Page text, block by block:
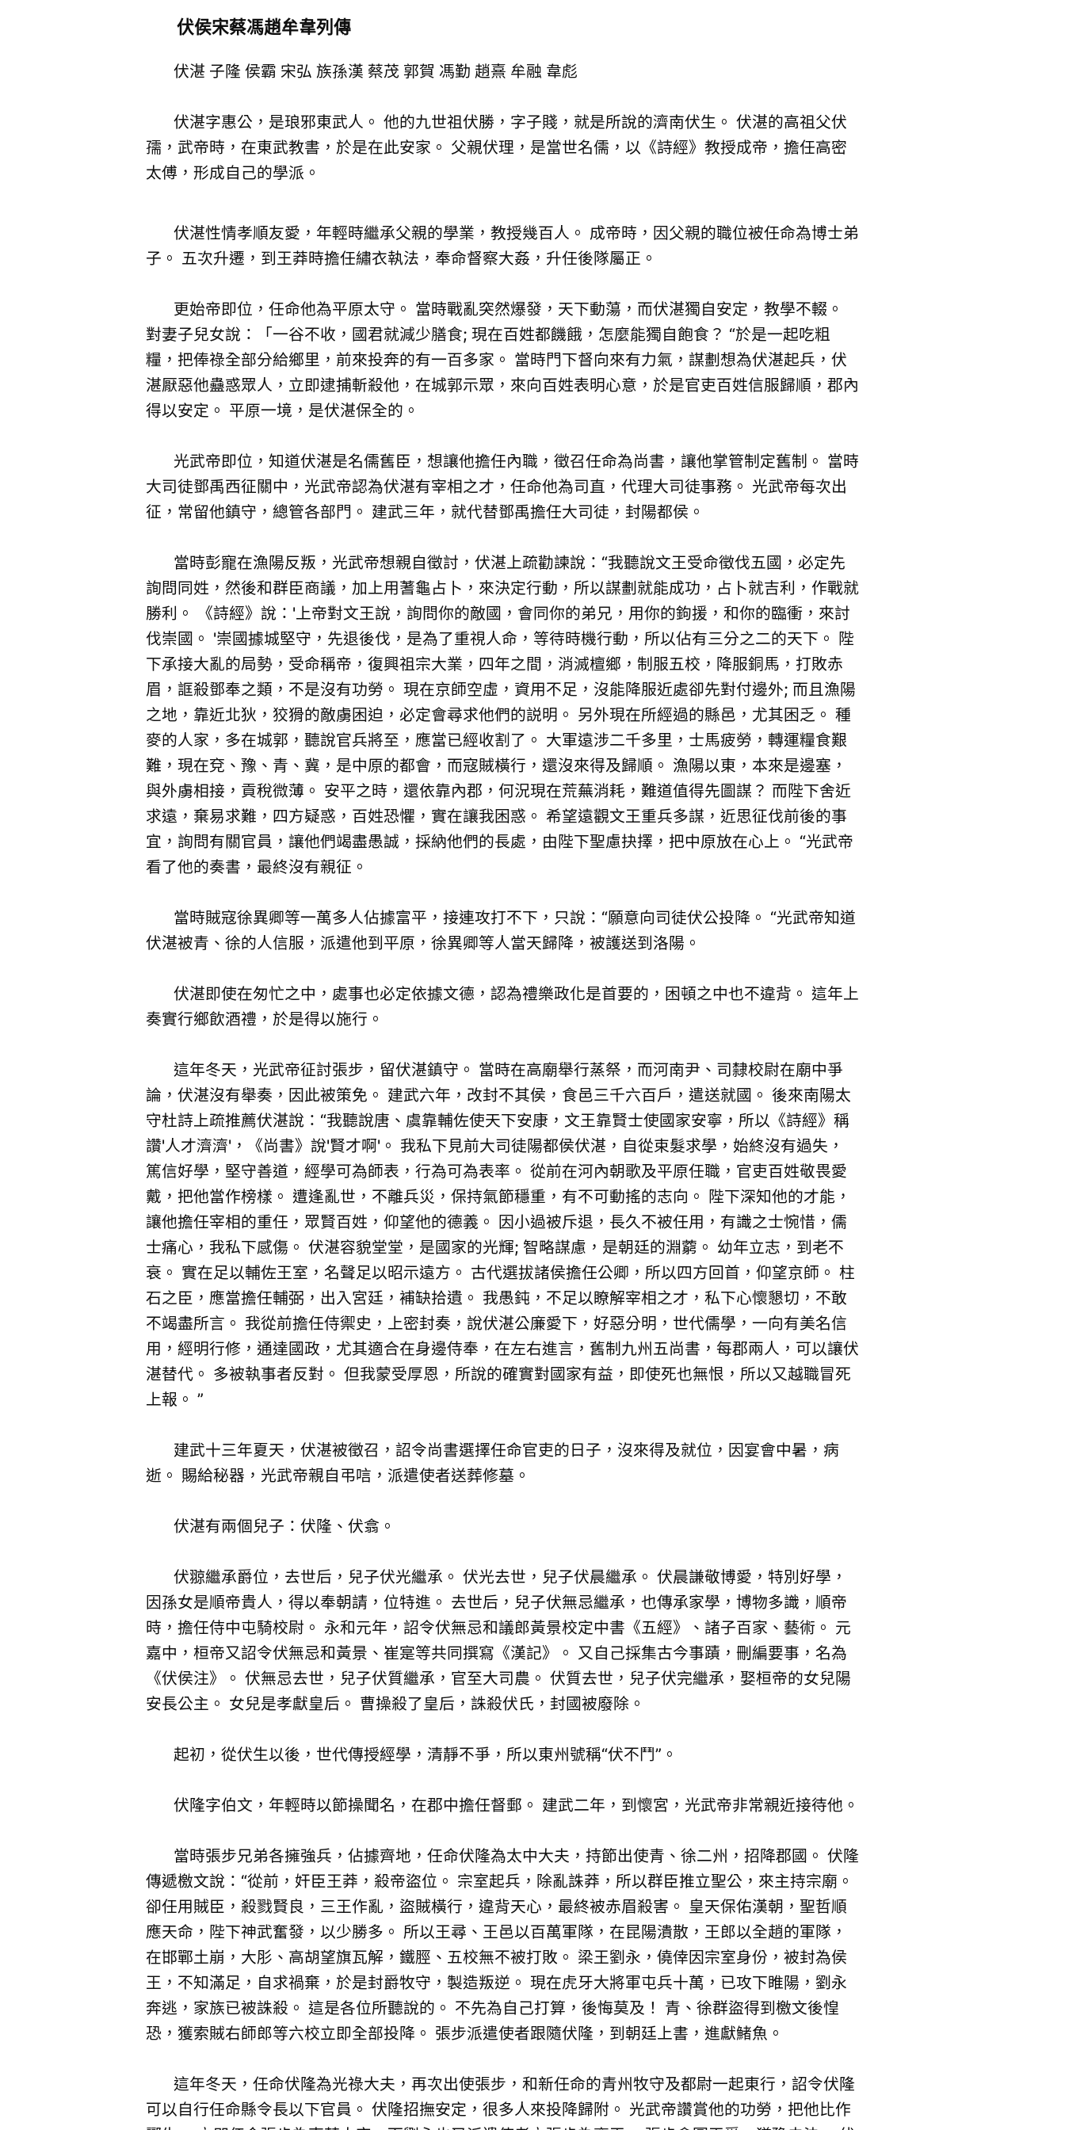
伏侯宋蔡馮趙牟韋列傳
伏湛 子隆 侯霸 宋弘 族孫漢 蔡茂 郭賀 馮勤 趙熹 牟融 韋彪
伏湛字惠公，是琅邪東武人。 他的九世祖伏勝，字子賤，就是所說的濟南伏生。 伏湛的高祖父伏
孺，武帝時，在東武教書，於是在此安家。 父親伏理，是當世名儒，以《詩經》教授成帝，擔任高密
太傅，形成自己的學派。
伏湛性情孝順友愛，年輕時繼承父親的學業，教授幾百人。 成帝時，因父親的職位被任命為博士弟
子。 五次升遷，到王莽時擔任繡衣執法，奉命督察大姦，升任後隊屬正。
更始帝即位，任命他為平原太守。 當時戰亂突然爆發，天下動蕩，而伏湛獨自安定，教學不輟。
對妻子兒女說：「一谷不收，國君就減少膳食; 現在百姓都饑餓，怎麼能獨自飽食？ “於是一起吃粗
糧，把俸祿全部分給鄉里，前來投奔的有一百多家。 當時門下督向來有力氣，謀劃想為伏湛起兵，伏
湛厭惡他蠱惑眾人，立即逮捕斬殺他，在城郭示眾，來向百姓表明心意，於是官吏百姓信服歸順，郡內
得以安定。 平原一境，是伏湛保全的。
光武帝即位，知道伏湛是名儒舊臣，想讓他擔任內職，徵召任命為尚書，讓他掌管制定舊制。 當時
大司徒鄧禹西征關中，光武帝認為伏湛有宰相之才，任命他為司直，代理大司徒事務。 光武帝每次出
征，常留他鎮守，總管各部門。 建武三年，就代替鄧禹擔任大司徒，封陽都侯。
當時彭寵在漁陽反叛，光武帝想親自徵討，伏湛上疏勸諫說：“我聽說文王受命徵伐五國，必定先
詢問同姓，然後和群臣商議，加上用蓍龜占卜，來決定行動，所以謀劃就能成功，占卜就吉利，作戰就
勝利。 《詩經》說：'上帝對文王說，詢問你的敵國，會同你的弟兄，用你的鉤援，和你的臨衝，來討
伐崇國。 '崇國據城堅守，先退後伐，是為了重視人命，等待時機行動，所以佔有三分之二的天下。 陛
下承接大亂的局勢，受命稱帝，復興祖宗大業，四年之間，消滅檀鄉，制服五校，降服銅馬，打敗赤
眉，誆殺鄧奉之類，不是沒有功勞。 現在京師空虛，資用不足，沒能降服近處卻先對付邊外; 而且漁陽
之地，靠近北狄，狡猾的敵虜困迫，必定會尋求他們的説明。 另外現在所經過的縣邑，尤其困乏。 種
麥的人家，多在城郭，聽說官兵將至，應當已經收割了。 大軍遠涉二千多里，士馬疲勞，轉運糧食艱
難，現在兗、豫、青、冀，是中原的都會，而寇賊橫行，還沒來得及歸順。 漁陽以東，本來是邊塞，
與外虜相接，貢稅微薄。 安平之時，還依靠內郡，何況現在荒蕪消耗，難道值得先圖謀？ 而陛下舍近
求遠，棄易求難，四方疑惑，百姓恐懼，實在讓我困惑。 希望遠觀文王重兵多謀，近思征伐前後的事
宜，詢問有關官員，讓他們竭盡愚誠，採納他們的長處，由陛下聖慮抉擇，把中原放在心上。 “光武帝
看了他的奏書，最終沒有親征。
當時賊寇徐異卿等一萬多人佔據富平，接連攻打不下，只說：“願意向司徒伏公投降。 “光武帝知道
伏湛被青、徐的人信服，派遣他到平原，徐異卿等人當天歸降，被護送到洛陽。
伏湛即使在匆忙之中，處事也必定依據文德，認為禮樂政化是首要的，困頓之中也不違背。 這年上
奏實行鄉飲酒禮，於是得以施行。
這年冬天，光武帝征討張步，留伏湛鎮守。 當時在高廟舉行蒸祭，而河南尹、司隸校尉在廟中爭
論，伏湛沒有舉奏，因此被策免。 建武六年，改封不其侯，食邑三千六百戶，遣送就國。 後來南陽太
守杜詩上疏推薦伏湛說：“我聽說唐、虞靠輔佐使天下安康，文王靠賢士使國家安寧，所以《詩經》稱
讚'人才濟濟'，《尚書》說'賢才啊'。 我私下見前大司徒陽都侯伏湛，自從束髮求學，始終沒有過失，
篤信好學，堅守善道，經學可為師表，行為可為表率。 從前在河內朝歌及平原任職，官吏百姓敬畏愛
戴，把他當作榜樣。 遭逢亂世，不離兵災，保持氣節穩重，有不可動搖的志向。 陛下深知他的才能，
讓他擔任宰相的重任，眾賢百姓，仰望他的德義。 因小過被斥退，長久不被任用，有識之士惋惜，儒
士痛心，我私下感傷。 伏湛容貌堂堂，是國家的光輝; 智略謀慮，是朝廷的淵藭。 幼年立志，到老不
衰。 實在足以輔佐王室，名聲足以昭示遠方。 古代選拔諸侯擔任公卿，所以四方回首，仰望京師。 柱
石之臣，應當擔任輔弼，出入宮廷，補缺拾遺。 我愚鈍，不足以瞭解宰相之才，私下心懷懇切，不敢
不竭盡所言。 我從前擔任侍禦史，上密封奏，說伏湛公廉愛下，好惡分明，世代儒學，一向有美名信
用，經明行修，通達國政，尤其適合在身邊侍奉，在左右進言，舊制九州五尚書，每郡兩人，可以讓伏
湛替代。 多被執事者反對。 但我蒙受厚恩，所說的確實對國家有益，即使死也無恨，所以又越職冒死
上報。 ”
建武十三年夏天，伏湛被徵召，詔令尚書選擇任命官吏的日子，沒來得及就位，因宴會中暑，病
逝。 賜給秘器，光武帝親自弔唁，派遣使者送葬修墓。
伏湛有兩個兒子：伏隆、伏翕。
伏翞繼承爵位，去世后，兒子伏光繼承。 伏光去世，兒子伏晨繼承。 伏晨謙敬博愛，特別好學，
因孫女是順帝貴人，得以奉朝請，位特進。 去世后，兒子伏無忌繼承，也傳承家學，博物多識，順帝
時，擔任侍中屯騎校尉。 永和元年，詔令伏無忌和議郎黃景校定中書《五經》、諸子百家、藝術。 元
嘉中，桓帝又詔令伏無忌和黃景、崔寔等共同撰寫《漢記》。 又自己採集古今事蹟，刪編要事，名為
《伏侯注》。 伏無忌去世，兒子伏質繼承，官至大司農。 伏質去世，兒子伏完繼承，娶桓帝的女兒陽
安長公主。 女兒是孝獻皇后。 曹操殺了皇后，誅殺伏氏，封國被廢除。
起初，從伏生以後，世代傳授經學，清靜不爭，所以東州號稱“伏不鬥”。
伏隆字伯文，年輕時以節操聞名，在郡中擔任督郵。 建武二年，到懷宮，光武帝非常親近接待他。
當時張步兄弟各擁強兵，佔據齊地，任命伏隆為太中大夫，持節出使青、徐二州，招降郡國。 伏隆
傳遞檄文說：“從前，奸臣王莽，殺帝盜位。 宗室起兵，除亂誅莽，所以群臣推立聖公，來主持宗廟。
卻任用賊臣，殺戮賢良，三王作亂，盜賊橫行，違背天心，最終被赤眉殺害。 皇天保佑漢朝，聖哲順
應天命，陛下神武奮發，以少勝多。 所以王尋、王邑以百萬軍隊，在昆陽潰散，王郎以全趙的軍隊，
在邯鄲土崩，大肜、高胡望旗瓦解，鐵脛、五校無不被打敗。 梁王劉永，僥倖因宗室身份，被封為侯
王，不知滿足，自求禍棄，於是封爵牧守，製造叛逆。 現在虎牙大將軍屯兵十萬，已攻下睢陽，劉永
奔逃，家族已被誅殺。 這是各位所聽說的。 不先為自己打算，後悔莫及！ 青、徐群盜得到檄文後惶
恐，獲索賊右師郎等六校立即全部投降。 張步派遣使者跟隨伏隆，到朝廷上書，進獻鯺魚。
這年冬天，任命伏隆為光祿大夫，再次出使張步，和新任命的青州牧守及都尉一起東行，詔令伏隆
可以自行任命縣令長以下官員。 伏隆招撫安定，很多人來投降歸附。 光武帝讚賞他的功勞，把他比作